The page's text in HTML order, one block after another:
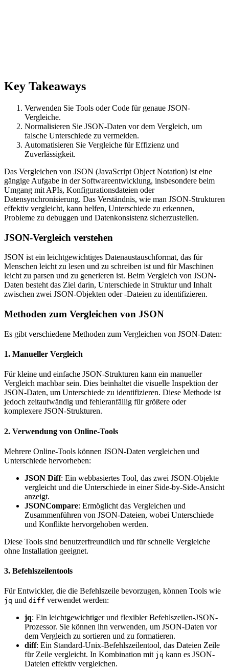
Key Takeaways
Verwenden Sie Tools oder Code für genaue JSON-
Vergleiche.
Normalisieren Sie JSON-Daten vor dem Vergleich, um
falsche Unterschiede zu vermeiden.
Automatisieren Sie Vergleiche für Effizienz und
Zuverlässigkeit.
Das Vergleichen von JSON (JavaScript Object Notation) ist eine
gängige Aufgabe in der Softwareentwicklung, insbesondere beim
Umgang mit APIs, Konfigurationsdateien oder
Datensynchronisierung. Das Verständnis, wie man JSON-Strukturen
effektiv vergleicht, kann helfen, Unterschiede zu erkennen,
Probleme zu debuggen und Datenkonsistenz sicherzustellen.
JSON-Vergleich verstehen
JSON ist ein leichtgewichtiges Datenaustauschformat, das für
Menschen leicht zu lesen und zu schreiben ist und für Maschinen
leicht zu parsen und zu generieren ist. Beim Vergleich von JSON-
Daten besteht das Ziel darin, Unterschiede in Struktur und Inhalt
zwischen zwei JSON-Objekten oder -Dateien zu identifizieren.
Methoden zum Vergleichen von JSON
Es gibt verschiedene Methoden zum Vergleichen von JSON-Daten:
1. Manueller Vergleich
Für kleine und einfache JSON-Strukturen kann ein manueller
Vergleich machbar sein. Dies beinhaltet die visuelle Inspektion der
JSON-Daten, um Unterschiede zu identifizieren. Diese Methode ist
jedoch zeitaufwändig und fehleranfällig für größere oder
komplexere JSON-Strukturen.
2. Verwendung von Online-Tools
Mehrere Online-Tools können JSON-Daten vergleichen und
Unterschiede hervorheben:
JSON Diff: Ein webbasiertes Tool, das zwei JSON-Objekte
vergleicht und die Unterschiede in einer Side-by-Side-Ansicht
anzeigt.
JSONCompare: Ermöglicht das Vergleichen und
Zusammenführen von JSON-Dateien, wobei Unterschiede
und Konflikte hervorgehoben werden.
Diese Tools sind benutzerfreundlich und für schnelle Vergleiche
ohne Installation geeignet.
3. Befehlszeilentools
Für Entwickler, die die Befehlszeile bevorzugen, können Tools wie
jq und diff verwendet werden:
jq: Ein leichtgewichtiger und flexibler Befehlszeilen-JSON-
Prozessor. Sie können ihn verwenden, um JSON-Daten vor
dem Vergleich zu sortieren und zu formatieren.
diff: Ein Standard-Unix-Befehlszeilentool, das Dateien Zeile
für Zeile vergleicht. In Kombination mit jq kann es JSON-
Dateien effektiv vergleichen.